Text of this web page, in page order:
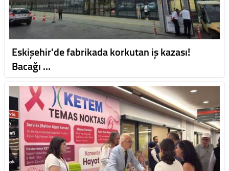
Eskişehir'de fabrikada korkutan iş kazası!
Bacağı …